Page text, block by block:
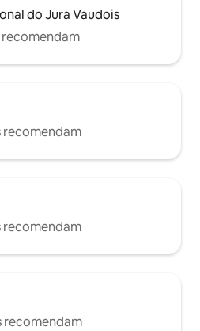
do Jura Vaudois
recomendam
recomendam
recomendam